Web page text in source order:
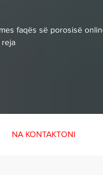
faqës së porosisë
NA KONTAKTONI